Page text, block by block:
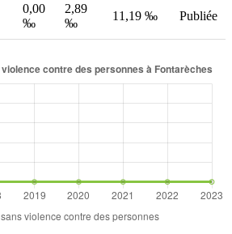
0,00
‰
2,89
‰
11,19 ‰ Publiée